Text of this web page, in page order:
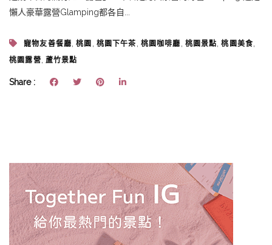
懶人豪華露營Glamping都各自...
寵物友善餐廳,桃園 , 桃園下午茶 , 桃園咖啡廳 , 桃園景點,桃園美食,
桃園露營, 蘆竹景點
Share :